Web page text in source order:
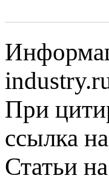
При
ссылка
Статьи